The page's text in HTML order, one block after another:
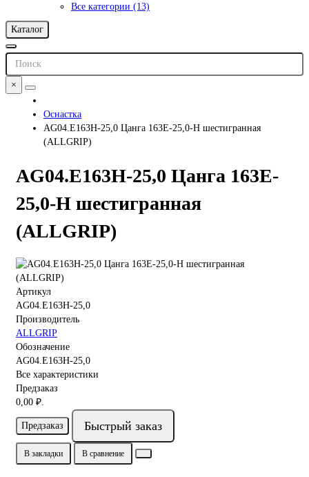
Все категории (13)
Каталог
×
Оснастка
AG04.E163H-25,0 Цанга 163E-25,0-H шестигранная
(ALLGRIP)
AG04.E163H-25,0 Цанга 163E-
25,0-H шестигранная
(ALLGRIP)
Артикул
AG04.E163H-25,0
Производитель
ALLGRIP
Обозначение
AG04.E163H-25,0
Все характеристики
Предзаказ
0,00 ₽.
Предзаказ Быстрый заказ
В закладки В сравнение